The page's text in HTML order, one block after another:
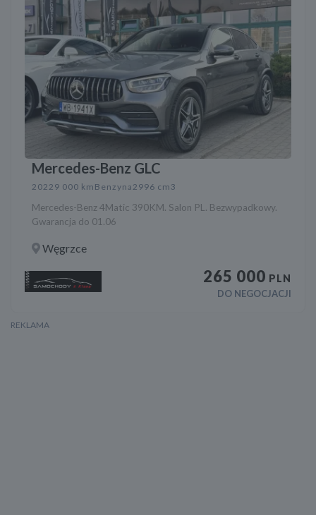
Mercedes-Benz GLC
2022 9 000 km Benzyna2996 cm3
Mercedes-Benz 4Matic 390KM. Salon PL. Bezwypadkowy.
Gwarancja do 01.06
Węgrzce
265 000 PLN
DO NEGOCJACJI